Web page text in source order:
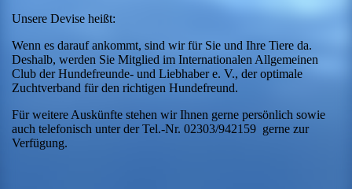
Unsere Devise heißt:
Wenn es darauf ankommt, sind wir für Sie und Ihre Tiere da.
Deshalb, werden Sie Mitglied im Internationalen Allgemeinen
Club der Hundefreunde- und Liebhaber e. V., der optimale
Zuchtverband für den richtigen Hundefreund.
Für weitere Auskünfte stehen wir Ihnen gerne persönlich sowie
auch telefonisch unter der Tel.-Nr. 02303/942159 gerne zur
Verfügung.